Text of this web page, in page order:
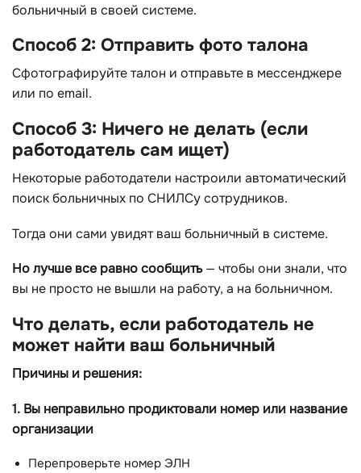
больничный в своей системе.
Способ 2: Отправить фото талона
Сфотографируйте талон и отправьте в мессенджере
или по email.
Способ 3: Ничего не делать (если
работодатель сам ищет)
Некоторые работодатели настроили автоматический
поиск больничных по СНИЛСу сотрудников.
Тогда они сами увидят ваш больничный в системе.
Но лучше все равно сообщить— чтобы они знали, что
вы не просто не вышли на работу, а на больничном.
Что делать, если работодатель не
может найти ваш больничный
Причины и решения:
1. Вы неправильно продиктовали номер или название
организации
Перепроверьте номер ЭЛН